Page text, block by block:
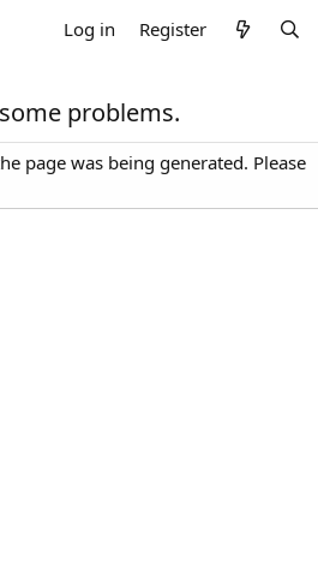
Log in Register
problems.
page was being generated. Please